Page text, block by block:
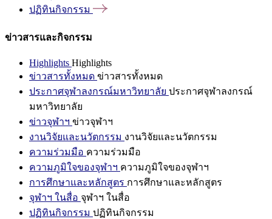
ปฏิทินกิจกรรม
ข่าวสารและกิจกรรม
Highlights Highlights
ข่าวสารทั้งหมด ข่าวสารทั้งหมด
ประกาศจุฬาลงกรณ์มหาวิทยาลัย ประกาศจุฬาลงกรณ์
มหาวิทยาลัย
ข่าวจุฬาฯ ข่าวจุฬาฯ
งานวิจัยและนวัตกรรม งานวิจัยและนวัตกรรม
ความร่วมมือ ความร่วมมือ
ความภูมิใจของจุฬาฯ ความภูมิใจของจุฬาฯ
การศึกษาและหลักสูตร การศึกษาและหลักสูตร
จุฬาฯ ในสื่อ จุฬาฯ ในสื่อ
ปฏิทินกิจกรรม ปฏิทินกิจกรรม